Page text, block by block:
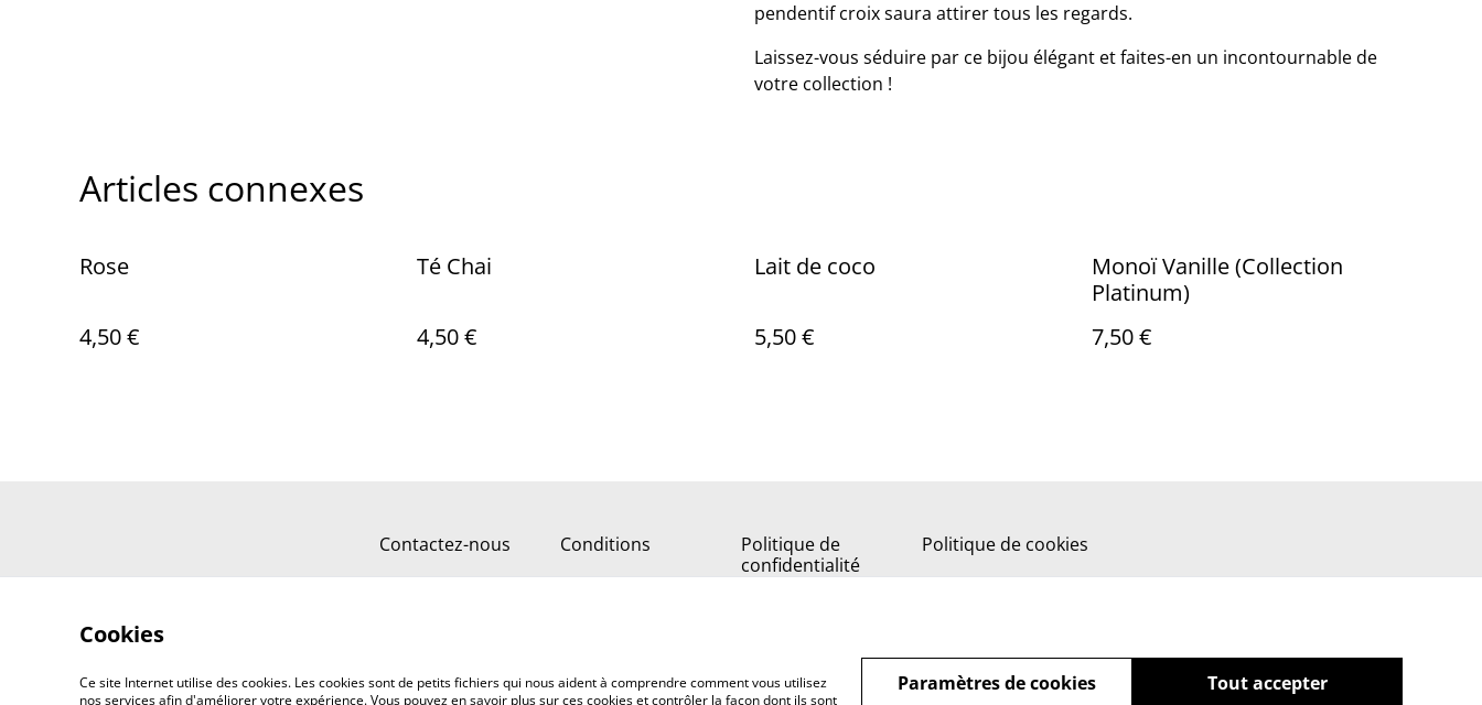
pendentif croix saura attirer tous les regards.
Laissez-vous séduire par ce bijou élégant et faites-en un incontournable de
votre collection !
Articles connexes
Rose
4,50 €
Té Chai
4,50 €
Lait de coco
5,50 €
Monoï Vanille (Collection
Platinum)
7,50 €
Contactez-nous Conditions
Politique de
confidentialité
Politique de cookies
Cookies
Ce site Internet utilise des cookies. Les cookies sont de petits fichiers qui nous aident à comprendre comment vous utilisez
nos services afin d'améliorer votre expérience. Vous pouvez en savoir plus sur ces cookies et contrôler la façon dont ils sont
Tout accepter
Paramètres de cookies